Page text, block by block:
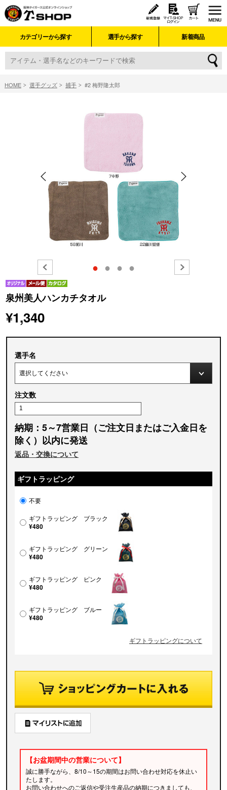
カテゴリーから探す 選手から探す 新着商品
HOME 選手グッズ 捕手 #2 梅野隆太郎
● ● ● ●
泉州美人ハンカチタオル
¥1,340
選手名
注文数
納期：5～7営業日（ご注文日またはご入金日を
除く）以内に発送
返品・交換について
ギフトラッピング
不要
ギフトラッピング ブラック
¥480
ギフトラッピング グリーン
¥480
ギフトラッピング ピンク
¥480
ギフトラッピング ブルー
¥480
ギフトラッピングについて
【お盆期間中の営業について】
誠に勝手ながら、8/10～15の期間はお問い合わせ対応を休止い
たします。
お問い合わせへのご返信や受注生産品の納期につきましても、